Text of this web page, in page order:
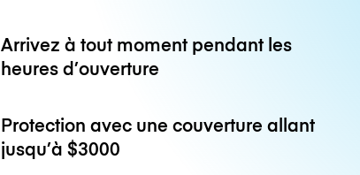
Arrivez à tout moment pendant les
heures d’ouverture
Protection avec une couverture allant
jusqu’à$3000